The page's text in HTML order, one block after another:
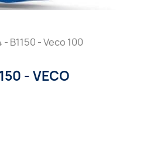
B1150 - Veco 100
- VECO